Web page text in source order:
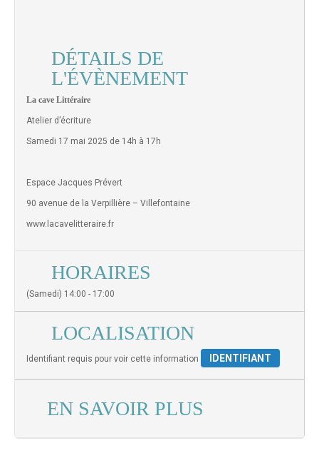
DÉTAILS DE
L'ÉVÈNEMENT
La cave Littéraire
Atelier d’écriture
Samedi 17 mai 2025 de 14h à 17h
Espace Jacques Prévert
90 avenue de la Verpillière – Villefontaine
www.lacavelitteraire.fr
HORAIRES
(Samedi) 14:00 - 17:00
LOCALISATION
Identifiant requis pour voir cette information IDENTIFIANT
EN SAVOIR PLUS